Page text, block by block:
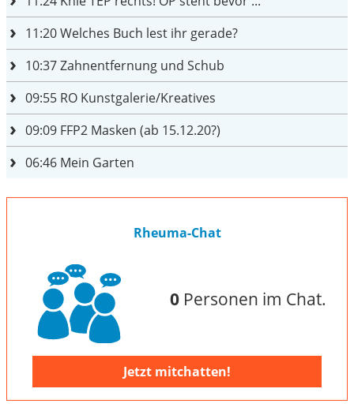
11:20Welches Buch lest ihr gerade?
10:37Zahnentfernung und Schub
09:55 RO Kunstgalerie/Kreatives
09:09 FFP2 Masken (ab 15.12.20?)
06:46 Mein Garten
Rheuma-Chat
0Personen im Chat.
Jetzt mitchatten!